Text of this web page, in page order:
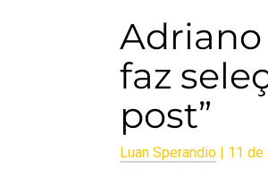
Adriano
faz
post”
Luan Sperandio | 11 de